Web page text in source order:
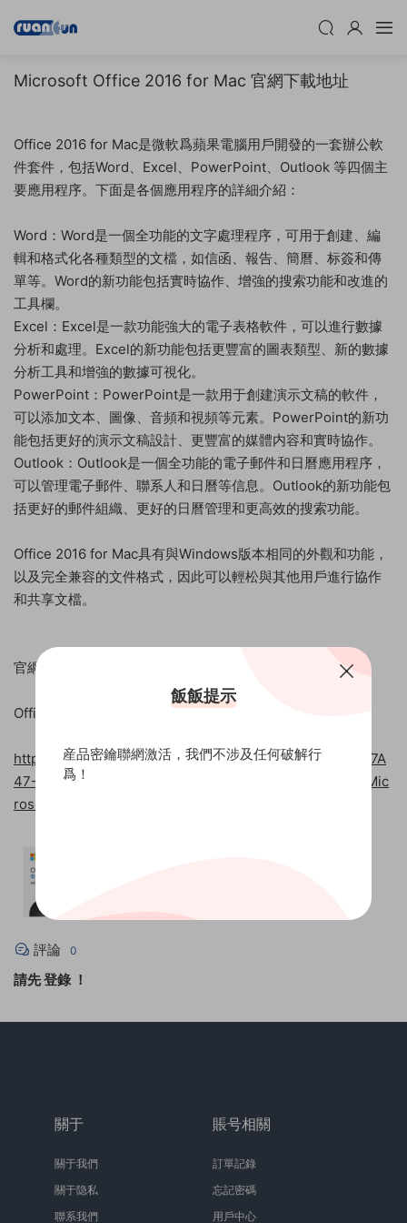
Microsoft Office 2016 for Mac 官網下載地址
Office 2016 for Mac是微軟爲蘋果電腦用戶開發的一套辦公軟
件套件，包括Word、Excel、PowerPoint、Outlook 等四個主
要應用程序。下面是各個應用程序的詳細介紹：
Word：Word是一個全功能的文字處理程序，可用于創建、編
輯和格式化各種類型的文檔，如信函、報告、簡曆、标簽和傳
單等。Word的新功能包括實時協作、增強的搜索功能和改進的
工具欄。
Excel：Excel是一款功能強大的電子表格軟件，可以進行數據
分析和處理。Excel的新功能包括更豐富的圖表類型、新的數據
分析工具和增強的數據可視化。
PowerPoint：PowerPoint是一款用于創建演示文稿的軟件，
可以添加文本、圖像、音頻和視頻等元素。PowerPoint的新功
能包括更好的演示文稿設計、更豐富的媒體内容和實時協作。
Outlook：Outlook是一個全功能的電子郵件和日曆應用程序，
可以管理電子郵件、聯系人和日曆等信息。Outlook的新功能包
括更好的郵件組織、更好的日曆管理和更高效的搜索功能。
Office 2016 for Mac具有與Windows版本相同的外觀和功能，
以及完全兼容的文件格式，因此可以輕松與其他用戶進行協作
和共享文檔。
官網下載地址：
Office 2016 for Mac（簡體中文）
https://officecdn-microsoft-com.akamaized.net/pr/C1297A
47-86C4-4C1F-97FA-950631F94777/MacAutoupdate/Mic
rosoft_Office_16.16.20101200_Installer.pkg
評論 0
請先登錄 ！
關于
關于我們
關于隐私
聯系我們
賬号相關
訂單記錄
忘記密碼
用戶中心
飯飯提示
産品密鑰聯網激活，我們不涉及任何破解行
爲！